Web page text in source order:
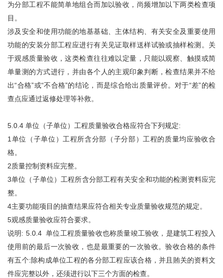
为分部工程不能简单地组合而加以验收，尚频增加以下两类检查项
目。
涉及安全和使用功能的地基基础、主体结构、有关安全及重要使用
功能的安装分部工程应进行有关见证取样送样试验或抽样检测。关
于观感质量验收，这类检查往往难以定量，只能以观察、触摸或简
单量测的方式进行，并由各个人的主观印象判断，检查结果并不给
出“合格”或“不合格”的结论，而是综合给出质量评价。对于“差”的检
查点应通过返修处理等补救。
5.0.4 单位（子单位）工程质量验收合格应符合下列规定:
1单位（子单位）工程所含分部（子分部）工程的质量均应验收合
格。
2质量控制资料应完整。
3单位（子单位）工程所含分部工程有关安全和功能的检测资料应完
整。
4主要功能项目的抽查结果应符合相关专业质量验收规范的规定。
5观感质量验收应符合要求。
说明: 5.0.4 单位工程质量验收也称质量竣工验收，是建筑工程投入
使用前的最后一次验收，也是最重要的一次验收。验收合格的条件
有五个:除构成单位工程的各分部工程应该合格，并且賄关的资料文
件应完整以外，还须进行以下三个方面的检查。